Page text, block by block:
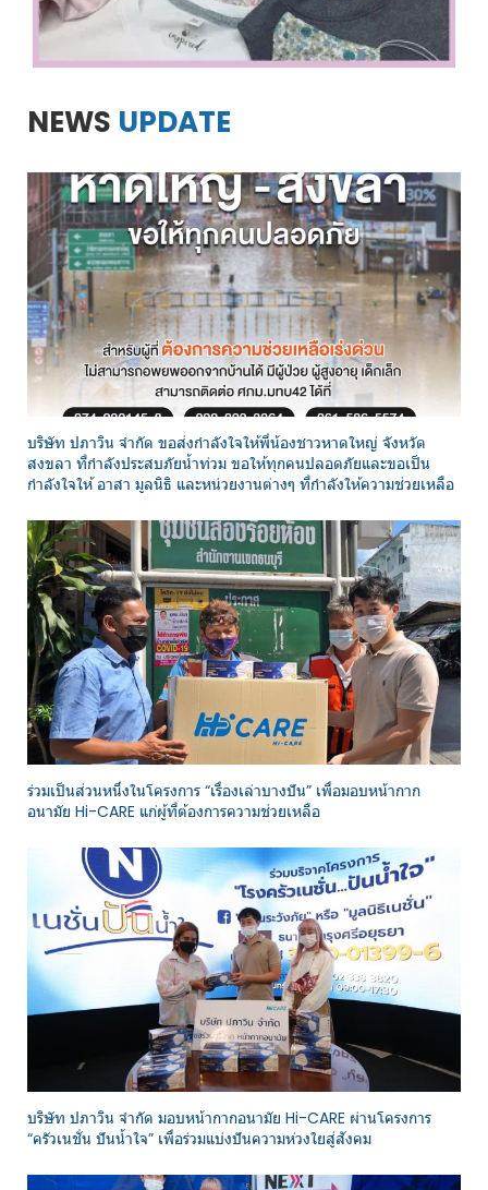
NEWS UPDATE
บริษัท ปภาวิน จำกัด ขอส่งกำลังใจให้พี่น้องชาวหาดใหญ่ จังหวัด
สงขลา ที่กำลังประสบภัยน้ำท่วม ขอให้ทุกคนปลอดภัยและขอเป็น
กำลังใจให้ อาสา มูลนิธิ และหน่วยงานต่างๆ ที่กำลังให้ความช่วยเหลือ
ร่วมเป็นส่วนหนึ่งในโครงการ “เรื่องเล่าบางปัน” เพื่อมอบหน้ากาก
อนามัย Hi-CARE แก่ผู้ที่ต้องการความช่วยเหลือ
บริษัท ปภาวิน จำกัด มอบหน้ากากอนามัย Hi-CARE ผ่านโครงการ
“ครัวเนชั่น ปันน้ำใจ” เพื่อร่วมแบ่งปันความห่วงใยสู่สังคม